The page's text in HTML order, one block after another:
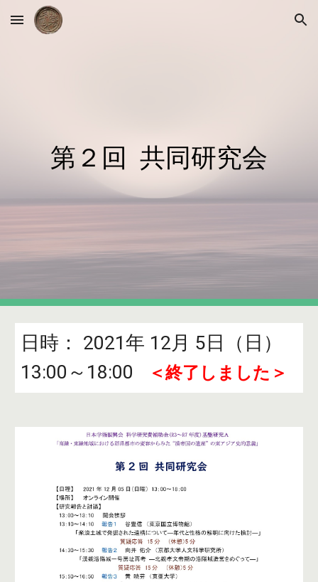
Skip to main content Skip to navigation
第２回  共同研究会
日時： 2021年 12月 5日（日）
13:00～18:00
＜終了しました＞